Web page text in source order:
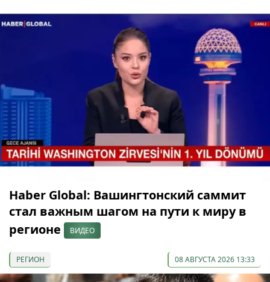
Haber Global: Вашингтонский саммит
стал важным шагом на пути к миру в
регионе
ВИДЕО
РЕГИОН 08 АВГУСТА 2026 13:33